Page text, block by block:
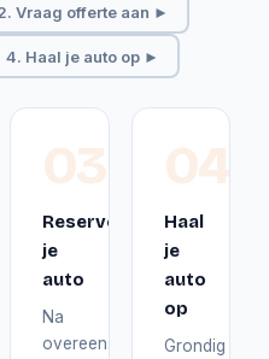
Vraag offerte aan ►
4. Haal je auto op ►
03
Reserveer
je
auto
Na
overeenstemming
04
Haal
je
auto
op
Grondig